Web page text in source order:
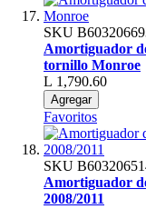
SKU
Amortiguador
tornillo Monroe
L 1,790.60
Agregar
Favoritos
SKU
Amortiguador
2008/2011